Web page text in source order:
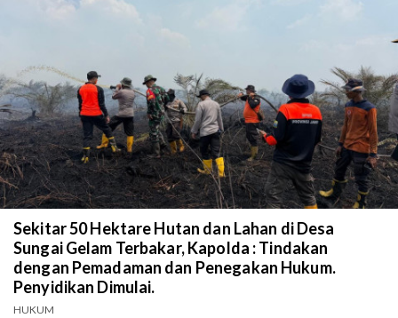
Sekitar 50 Hektare Hutan dan Lahan di Desa
Sungai Gelam Terbakar, Kapolda : Tindakan
dengan Pemadaman dan Penegakan Hukum.
Penyidikan Dimulai.
HUKUM